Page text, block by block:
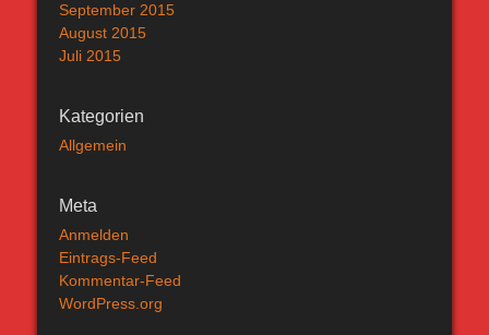
September 2015
August 2015
Juli 2015
Kategorien
Allgemein
Meta
Anmelden
Eintrags-Feed
Kommentar-Feed
WordPress.org